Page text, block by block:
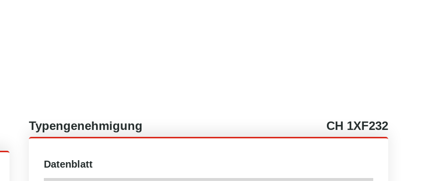
Typengenehmigung CH 1XF232
Datenblatt